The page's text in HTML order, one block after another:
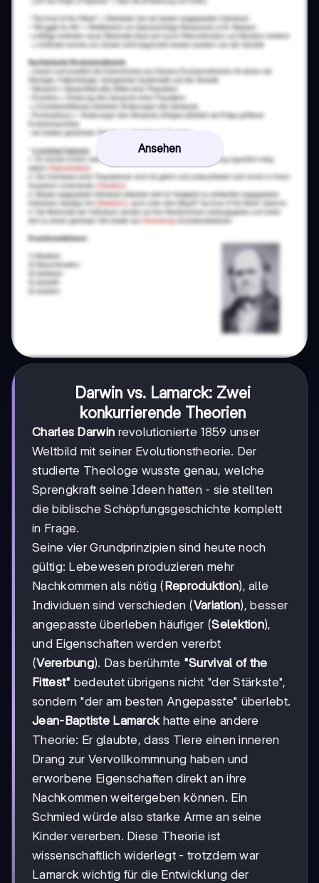
Ansehen
Darwin vs. Lamarck: Zwei
konkurrierende Theorien
Charles Darwin revolutionierte 1859 unser
Weltbild mit seiner Evolutionstheorie. Der
studierte Theologe wusste genau, welche
Sprengkraft seine Ideen hatten - sie stellten
die biblische Schöpfungsgeschichte komplett
in Frage.
Seine vier Grundprinzipien sind heute noch
gültig: Lebewesen produzieren mehr
Nachkommen als nötig ( Reproduktion), alle
Individuen sind verschieden (Variation), besser
angepasste überleben häufiger (Selektion),
und Eigenschaften werden vererbt
(Vererbung). Das berühmte "Survival of the
Fittest" bedeutet übrigens nicht "der Stärkste",
sondern "der am besten Angepasste" überlebt.
Jean-Baptiste Lamarckhatte eine andere
Theorie: Er glaubte, dass Tiere einen inneren
Drang zur Vervollkommnung haben und
erworbene Eigenschaften direkt an ihre
Nachkommen weitergeben können. Ein
Schmied würde also starke Arme an seine
Kinder vererben. Diese Theorie ist
wissenschaftlich widerlegt - trotzdem war
Lamarck wichtig für die Entwicklung der